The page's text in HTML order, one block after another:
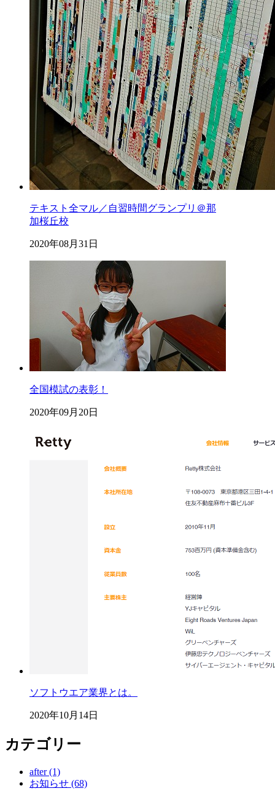
テキスト全マル／自習時間グランプリ＠那
加桜丘校
2020年08月31日
全国模試の表彰！
2020年09月20日
ソフトウエア業界とは。
2020年10月14日
カテゴリー
after (1)
お知らせ (68)